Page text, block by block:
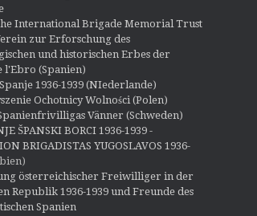
International Brigade Memorial Trust
zur Erforschung des
und historischen Erbes der
l'Ebro (Spanien)
1936-1939 (NIederlande)
Ochotnicy Wolności (Polen)
Vänner (Schweden)
ŠPANSKI BORCI 1936-1939 -
BRIGADISTAS YUGOSLAVOS 1936-
österreichischer Freiwilliger in der
Republik 1936-1939 und Freunde des
Spanien